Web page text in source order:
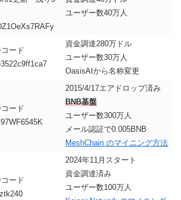
ユーザー数40万人
ード
資金調達280万ドル
ユーザー数30万人
OasisAIから名称変更
ード
2015/4/17エアドロップ済み
BNB基盤
ユーザー数300万人
メール認証で0.005BNB
MeshChain のマイニング方法
ード
2024年11月スタート
資金調達済み
ユーザー数100万人